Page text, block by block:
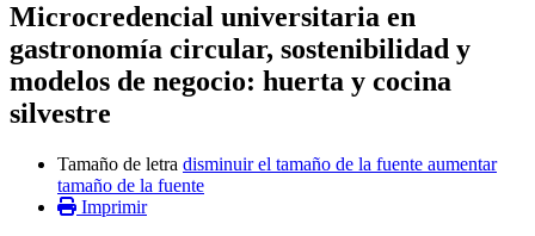
Microcredencial universitaria en
gastronomía circular, sostenibilidad y
modelos de negocio: huerta y cocina
silvestre
Tamaño de letra disminuir el tamaño de la fuente aumentar
tamaño de la fuente
Imprimir